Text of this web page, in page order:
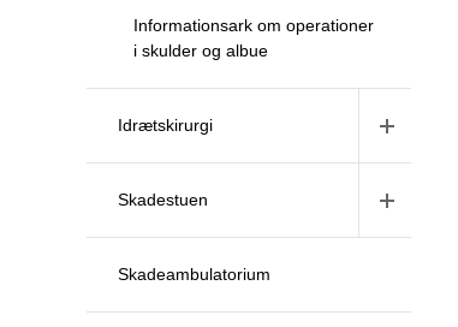
Informationsark om operationer
i skulder og albue
Idrætskirurgi
Skadestuen
Skadeambulatorium